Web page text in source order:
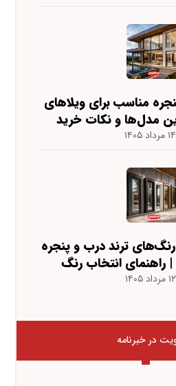
مناسب برای ویلاهای
مدل‌ها و نکات خرید
۱۴ مرداد ۱۴۰۵
ترند درب و پنجره
۱۲ مرداد ۱۴۰۵
در خبرنامه